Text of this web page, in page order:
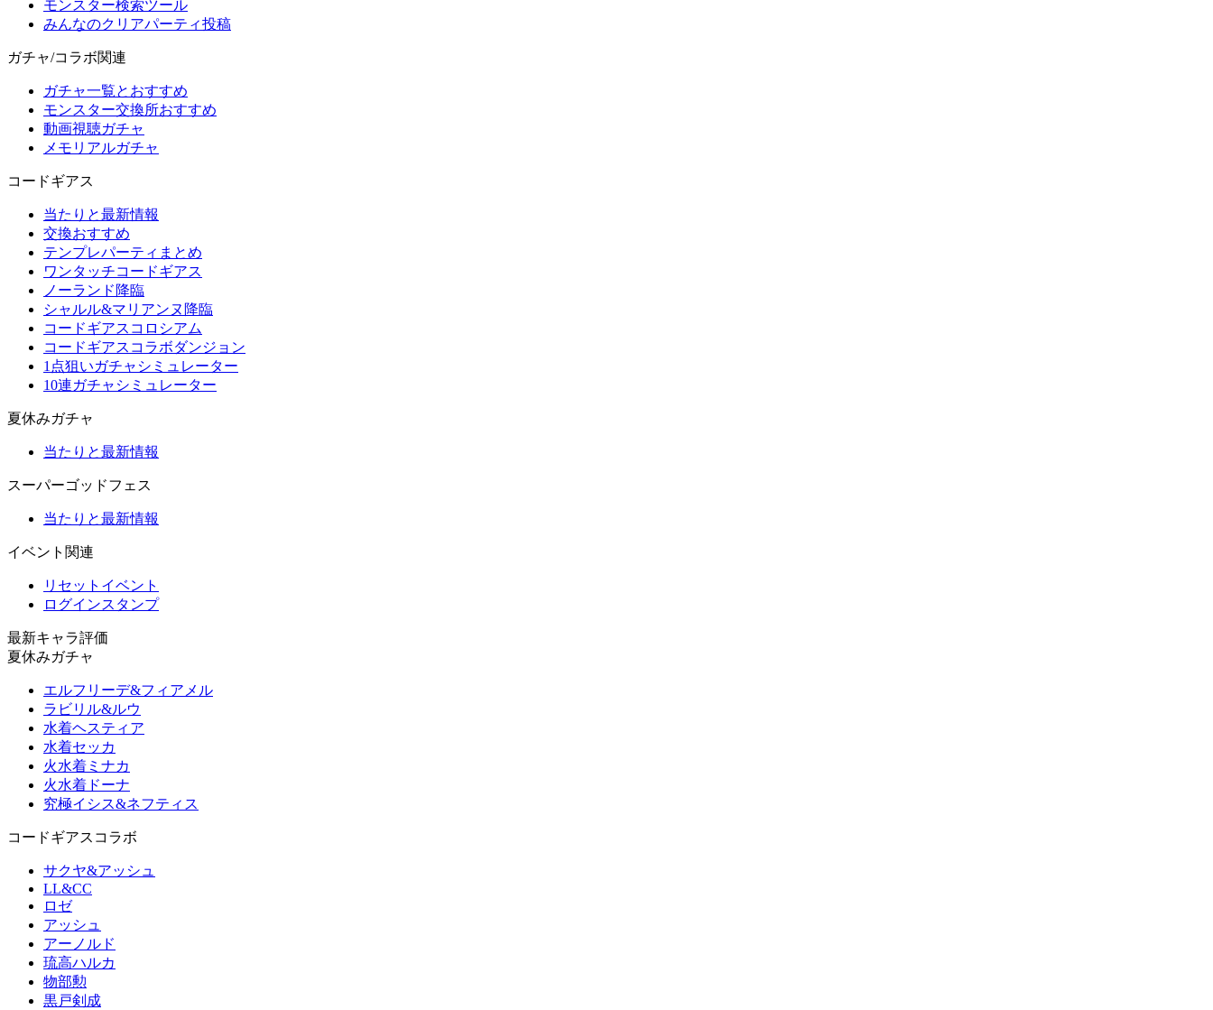
モンスター検索ツール
みんなのクリアパーティ投稿
ガチャ/コラボ関連
ガチャ一覧とおすすめ
モンスター交換所おすすめ
動画視聴ガチャ
メモリアルガチャ
コードギアス
当たりと最新情報
交換おすすめ
テンプレパーティまとめ
ワンタッチコードギアス
ノーランド降臨
シャルル&マリアンヌ降臨
コードギアスコロシアム
コードギアスコラボダンジョン
1点狙いガチャシミュレーター
10連ガチャシミュレーター
夏休みガチャ
当たりと最新情報
スーパーゴッドフェス
当たりと最新情報
イベント関連
リセットイベント
ログインスタンプ
最新キャラ評価
夏休みガチャ
エルフリーデ&フィアメル
ラビリル&ルウ
水着ヘスティア
水着セッカ
火水着ミナカ
火水着ドーナ
究極イシス&ネフティス
コードギアスコラボ
サクヤ&アッシュ
LL&CC
ロゼ
アッシュ
アーノルド
琉高ハルカ
物部勲
黒戸剣成